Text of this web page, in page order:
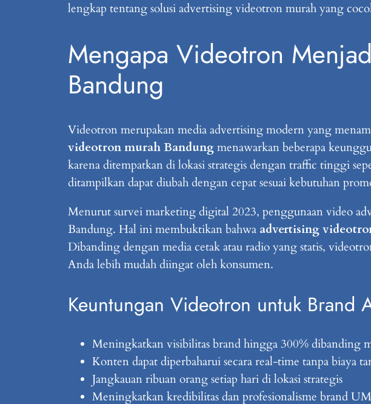
lengkap tentang solusi advertising videotron murah yang
Mengapa Videotron
Bandung
Videotron merupakan media advertising modern yang
videotron murah Bandungmenawarkan beberapa
karena ditempatkan di lokasi strategis dengan traffic tinggi
ditampilkan dapat diubah dengan cepat sesuai kebutuhan
Menurut survei marketing digital 2023, penggunaan video
Bandung. Hal ini membuktikan bahwa advertising
Dibanding dengan media cetak atau radio yang statis,
Anda lebih mudah diingat oleh konsumen.
Keuntungan Videotron untuk Brand
Meningkatkan visibilitas brand hingga 300% dibanding
Konten dapat diperbaharui secara real-time tanpa biaya
Jangkauan ribuan orang setiap hari di lokasi strategis
Meningkatkan kredibilitas dan profesionalisme brand